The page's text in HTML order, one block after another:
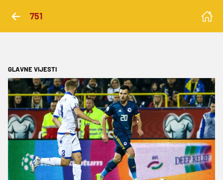
751
GLAVNE VIJESTI